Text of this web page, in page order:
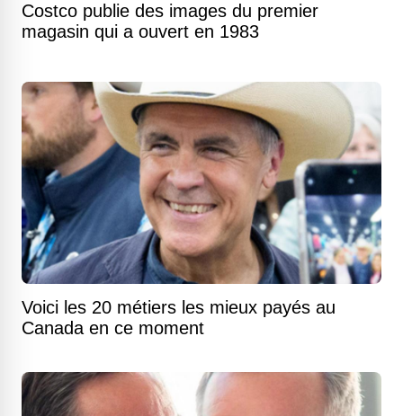
Costco publie des images du premier
magasin qui a ouvert en 1983
Voici les 20 métiers les mieux payés au
Canada en ce moment